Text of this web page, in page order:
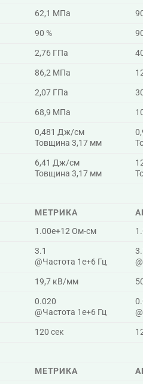
62,1 МПа
90 %
2,76 ГПа
86,2 МПа
2,07 ГПа
68,9 МПа
0,481 Дж/см
Товщина 3,17 мм
6,41 Дж/см
Товщина 3,17 мм
МЕТРИКА
1.00e+12 Ом-см
3.1
@Частота 1e+6 Гц
19,7 кВ/мм
0.020
@Частота 1e+6 Гц
120 сек
МЕТРИКА